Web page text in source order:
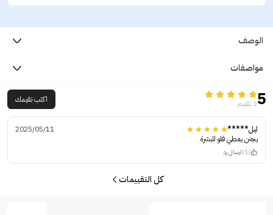
الوصف
مواصفات
51 تقييم اكتب تقيمك
ليل*****
2025/05/11
يجنن يعطي قلو للبشرة
(1) ارسال رد
كل التقييمات